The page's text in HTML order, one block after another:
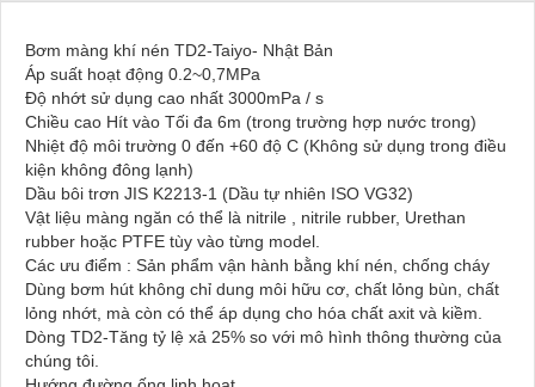
Bơm màng khí nén TD2-Taiyo- Nhật Bản
Áp suất hoạt động 0.2~0,7MPa
Độ nhớt sử dụng cao nhất 3000mPa / s
Chiều cao Hít vào Tối đa 6m (trong trường hợp nước trong)
Nhiệt độ môi trường 0 đến +60 độ C (Không sử dụng trong điều
kiện không đông lạnh)
Dầu bôi trơn JIS K2213-1 (Dầu tự nhiên ISO VG32)
Vật liệu màng ngăn có thể là nitrile , nitrile rubber, Urethan
rubber hoặc PTFE tùy vào từng model.
Các ưu điểm : Sản phẩm vận hành bằng khí nén, chống cháy
Dùng bơm hút không chỉ dung môi hữu cơ, chất lỏng bùn, chất
lỏng nhớt, mà còn có thể áp dụng cho hóa chất axit và kiềm.
Dòng TD2-Tăng tỷ lệ xả 25% so với mô hình thông thường của
chúng tôi.